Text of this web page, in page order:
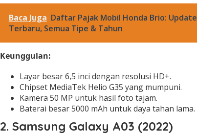
Baca Juga Daftar Pajak Mobil Honda Brio: Update
Terbaru, Semua Tipe & Tahun
Keunggulan:
Layar besar 6,5 inci dengan resolusi HD+.
Chipset MediaTek Helio G35 yang mumpuni.
Kamera 50 MP untuk hasil foto tajam.
Baterai besar 5000 mAh untuk daya tahan lama.
2. Samsung Galaxy A03 (2022)